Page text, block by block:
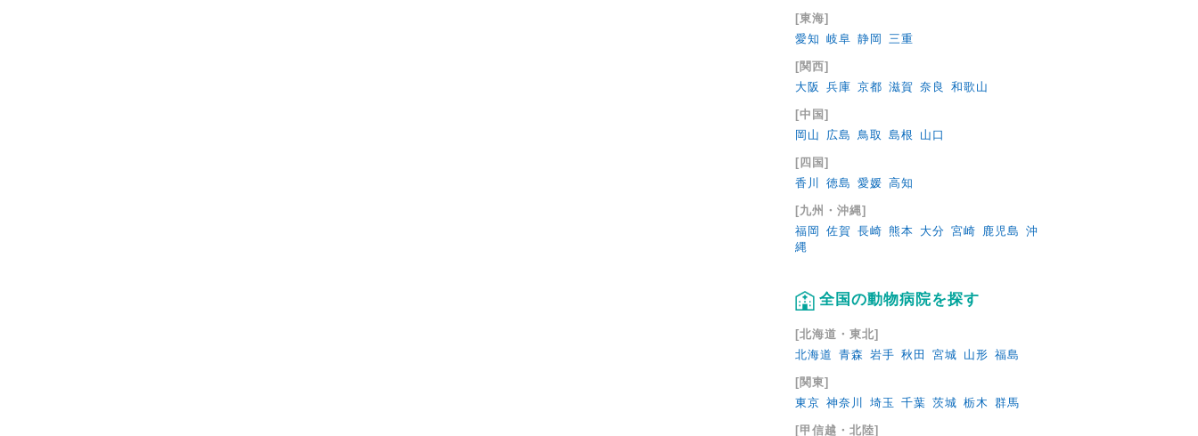
[東海]
愛知 岐阜 静岡 三重
[関西]
大阪 兵庫 京都 滋賀 奈良 和歌山
[中国]
岡山
広島 鳥取 島根 山口
[四国]
香川
徳島 愛媛 高知
[九州・沖縄]
福岡
佐賀 長崎 熊本 大分 宮崎 鹿児島 沖
縄
全国の動物病院を探す
[北海道・東北]
北海道 青森 岩手 秋田 宮城 山形 福島
[関東]
東京 神奈川 埼玉 千葉 茨城 栃木 群馬
[甲信越・北陸]